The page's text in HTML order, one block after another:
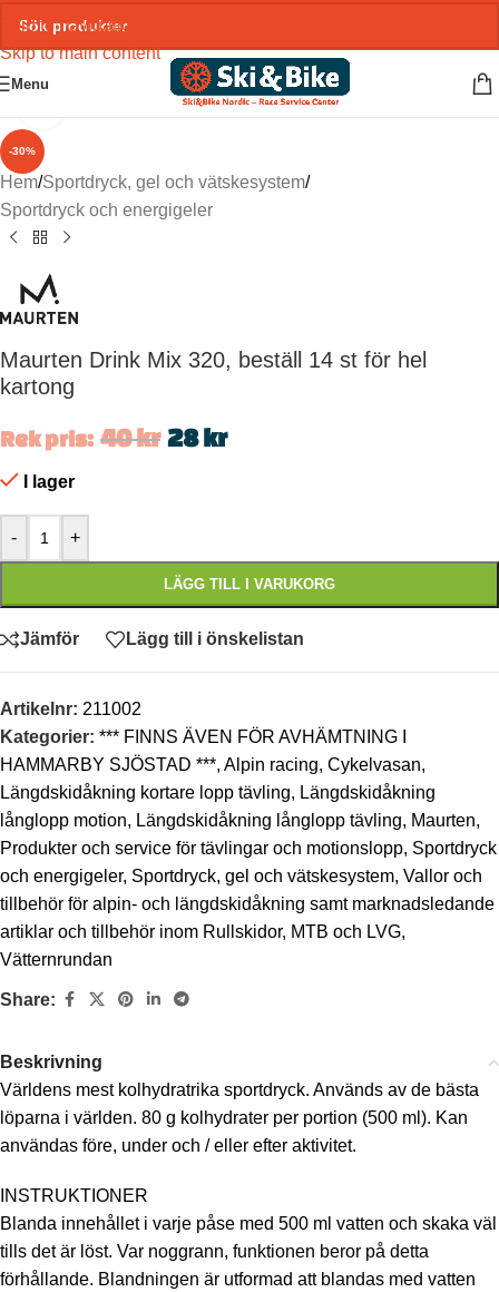
Skip to navigation
Skip to main content
Menu
-30%
Click to enlarge
Hem/Sportdryck, gel och vätskesystem/
Sportdryck och energigeler
Maurten Drink Mix 320, beställ 14 st för hel
kartong
Rek pris: 40kr 28kr
I lager
- +
LÄGG TILL I VARUKORG
Jämför Lägg till i önskelistan
Artikelnr: 211002
Kategorier: *** FINNS ÄVEN FÖR AVHÄMTNING I
HAMMARBY SJÖSTAD ***, Alpin racing, Cykelvasan,
Längdskidåkning kortare lopp tävling, Längdskidåkning
långlopp motion, Längdskidåkning långlopp tävling, Maurten,
Produkter och service för tävlingar och motionslopp, Sportdryck
och energigeler, Sportdryck, gel och vätskesystem, Vallor och
tillbehör för alpin- och längdskidåkning samt marknadsledande
artiklar och tillbehör inom Rullskidor, MTB och LVG,
Vätternrundan
Share:
Beskrivning
Världens mest kolhydratrika sportdryck. Används av de bästa
löparna i världen. 80 g kolhydrater per portion (500 ml). Kan
användas före, under och / eller efter aktivitet.
INSTRUKTIONER
Blanda innehållet i varje påse med 500 ml vatten och skaka väl
tills det är löst. Var noggrann, funktionen beror på detta
förhållande. Blandningen är utformad att blandas med vatten